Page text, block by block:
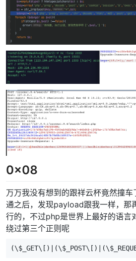
0x08
万万我没有想到的跟祥云杯竟然撞
通之后，发现payload跟我一样，那
行的，不过php是世界上最好的语言
绕过第三个正则呢